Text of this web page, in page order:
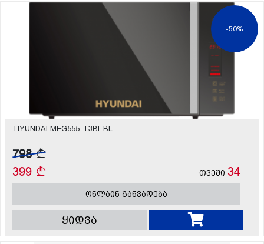
-50%
HYUNDAI MEG555-T3BI-BL
798
399
თვეში 34
ონლაინ განვადება
ყიდვა